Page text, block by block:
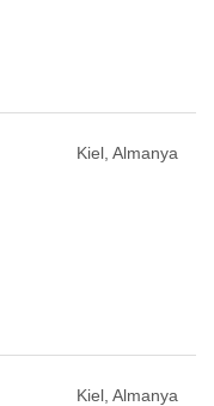
Kiel, Almanya
Kiel, Almanya